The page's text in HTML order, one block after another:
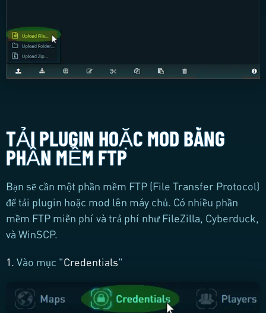
TẢI PLUGIN HOẶC MOD BẰNG
PHẦN MỀM FTP
Bạn sẽ cần một phần mềm FTP (File Transfer Protocol)
để tải plugin hoặc mod lên máy chủ. Có nhiều phần
mềm FTP miễn phí và trả phí như FileZilla, Cyberduck,
và WinSCP.
1. Vào mục "Credentials"